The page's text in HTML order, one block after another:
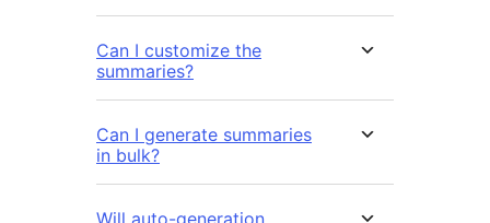
Can I customize the
summaries?
Can I generate summaries
in bulk?